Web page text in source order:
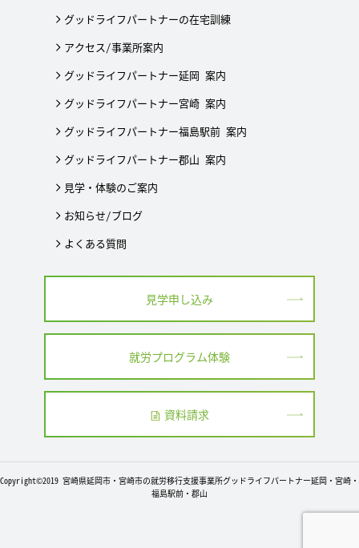
グッドライフパートナーの在宅訓練
アクセス/事業所案内
グッドライフパートナー延岡 案内
グッドライフパートナー宮崎 案内
グッドライフパートナー福島駅前 案内
グッドライフパートナー郡山 案内
見学・体験のご案内
お知らせ/ブログ
よくある質問
見学申し込み
就労プログラム体験
資料請求
Copyright©2019 宮崎県延岡市・宮崎市の就労移行支援事業所グッドライフパートナー延岡・宮崎・
福島駅前・郡山